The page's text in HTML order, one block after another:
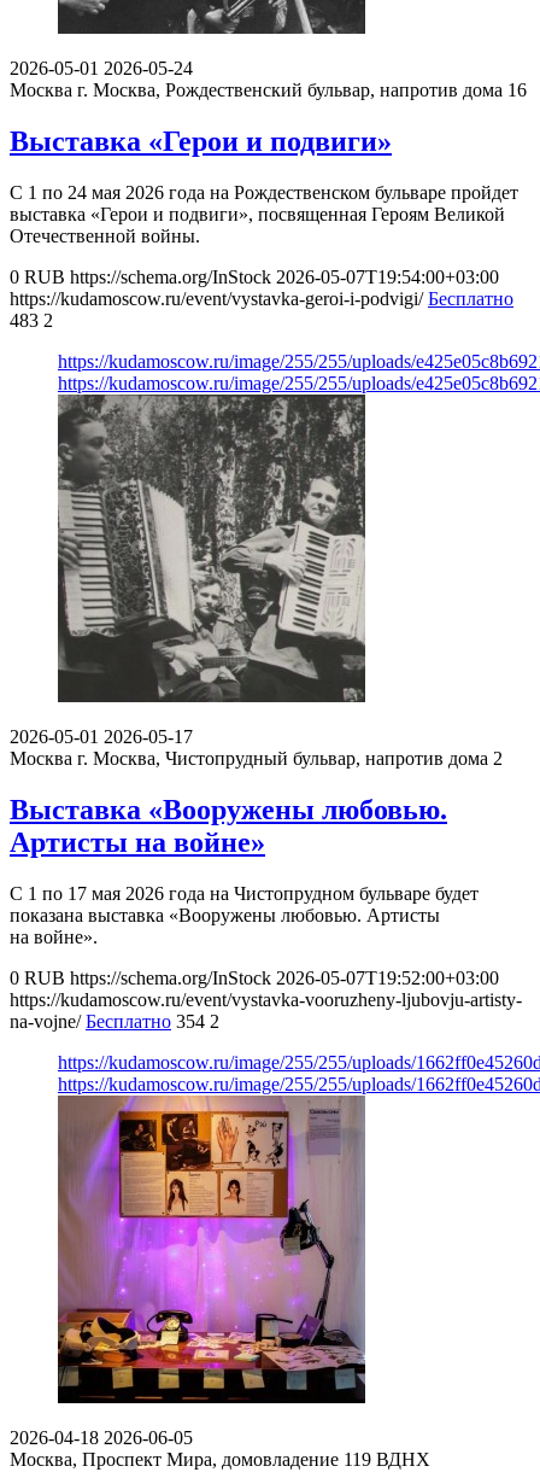
2026-05-01 2026-05-24
Москва г. Москва, Рождественский бульвар, напротив дома 16
Выставка «Герои и подвиги»
С 1 по 24 мая 2026 года на Рождественском бульваре пройдет
выставка «Герои и подвиги», посвященная Героям Великой
Отечественной войны.
0 RUB https://schema.org/InStock 2026-05-07T19:54:00+03:00
https://kudamoscow.ru/event/vystavka-geroi-i-podvigi/ Бесплатно
483 2
https://kudamoscow.ru/image/255/255/uploads/
https://kudamoscow.ru/image/255/255/uploads/
2026-05-01 2026-05-17
Москва г. Москва, Чистопрудный бульвар, напротив дома 2
Выставка «Вооружены любовью.
Артисты на войне»
С 1 по 17 мая 2026 года на Чистопрудном бульваре будет
показана выставка «Вооружены любовью. Артисты
на войне».
0 RUB https://schema.org/InStock 2026-05-07T19:52:00+03:00
https://kudamoscow.ru/event/vystavka-vooruzheny-ljubovju-artisty-
na-vojne/ Бесплатно 354 2
https://kudamoscow.ru/image/255/255/uploads/
https://kudamoscow.ru/image/255/255/uploads/
2026-04-18 2026-06-05
Москва, Проспект Мира, домовладение 119 ВДНХ